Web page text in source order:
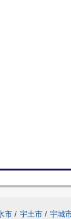
市 / 宇土市 / 宇城